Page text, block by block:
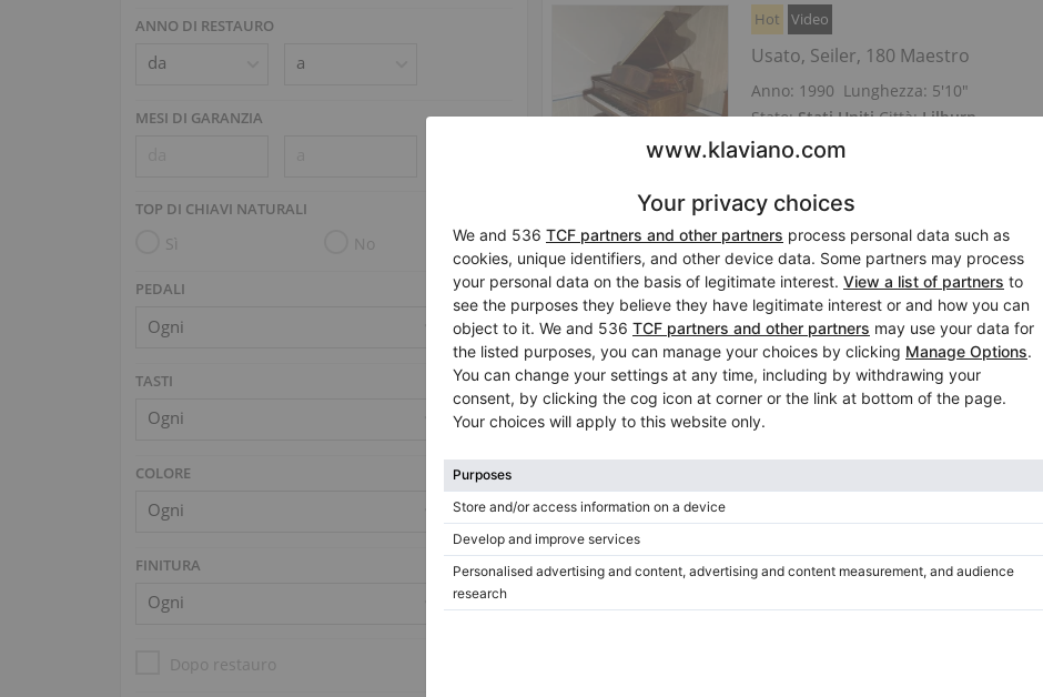
ANNO DI RESTAURO
MESI DI GARANZIA
TOP DI CHIAVI NATURALI
Sì No
PEDALI
TASTI
COLORE
FINITURA
Dopo restauro
Hot Video
Usato, Seiler, 180 Maestro
Anno: 1990 Lunghezza: 5′10″
Stato:Stati Uniti Città:Lilburn
Azienda/ Venditore verificato
Pianoforti a coda Seiler
Seiler, uno dei marchi di pianoforti più rispettati
Europa e ha iniziato la sua attività nel 1849 a
della Prussia tedesca.Il fondatore, Edward
che divenne rapidamente uno dei principali
, nonostante le condizioni politiche non
dell'azienda fu costante e la distribuzione dei
gradualmente.
Nel 1875, la direzione dell'azienda fu assunta dal
e successivamente da suo figlio, nipote di
fine della Seconda Guerra Mondiale, quando
la fabbrica Seiler fu nazionalizzata e la famiglia
Dopo la guerra, la produzione di pianoforti fu